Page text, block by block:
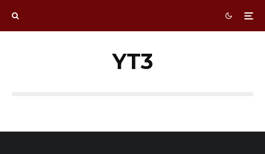
YT3